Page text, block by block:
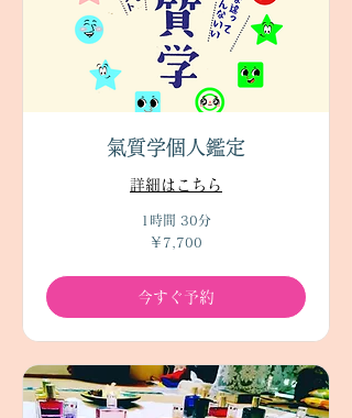
氣質学個人鑑定
詳細はこちら
1時間 30分
￥7,700
今すぐ予約